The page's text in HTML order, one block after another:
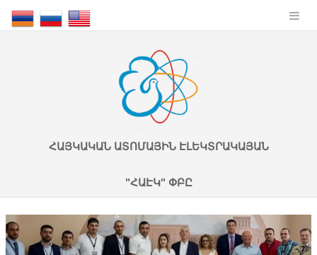
ՀԱՅԿԱԿԱՆ ԱՏՈՄԱՅԻՆ ԷԼԵԿՏՐԱԿԱՅԱՆ
"ՀԱԷԿ" ՓԲԸ